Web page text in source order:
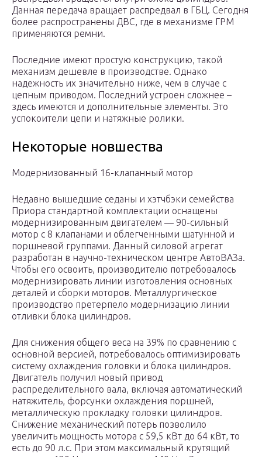
Данная передача вращает распредвал в ГБЦ. Сегодня
более распространены ДВС, где в механизме ГРМ
применяются ремни.
Последние имеют простую конструкцию, такой
механизм дешевле в производстве. Однако
надежность их значительно ниже, чем в случае с
цепным приводом. Последний устроен сложнее –
здесь имеются и дополнительные элементы. Это
успокоители цепи и натяжные ролики.
Некоторые новшества
Модернизованный 16-клапанный мотор
Недавно вышедшие седаны и хэтчбэки семейства
Приора стандартной комплектации оснащены
модернизированным двигателем — 90-сильный
мотор с 8 клапанами и облегченными шатунной и
поршневой группами. Данный силовой агрегат
разработан в научно-техническом центре АвтоВАЗа.
Чтобы его освоить, производителю потребовалось
модернизировать линии изготовления основных
деталей и сборки моторов. Металлургическое
производство претерпело модернизацию линии
отливки блока цилиндров.
Для снижения общего веса на 39% по сравнению с
основной версией, потребовалось оптимизировать
систему охлаждения головки и блока цилиндров.
Двигатель получил новый привод
распределительного вала, включая автоматический
натяжитель, форсунки охлаждения поршней,
металлическую прокладку головки цилиндров.
Снижение механический потерь позволило
увеличить мощность мотора с 59,5 кВт до 64 кВт, то
есть до 90 л.с. При этом максимальный крутящий